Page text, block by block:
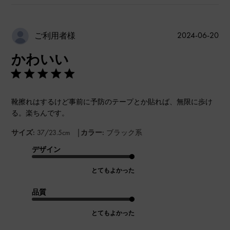
ご利用者様
かわいい
靴擦れはするけど事前に予防のテープとか貼れば、無限に歩け
る。楽ちんです。
サイズ: 37/23.5cm | カラー: ブラック系
デザイン
とてもよかった
品質
とてもよかった
公
2024-06-20